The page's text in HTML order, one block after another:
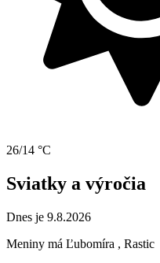
26/14 °C
Sviatky a výročia
Dnes je 9.8.2026
Meniny má Ľubomíra , Rastic